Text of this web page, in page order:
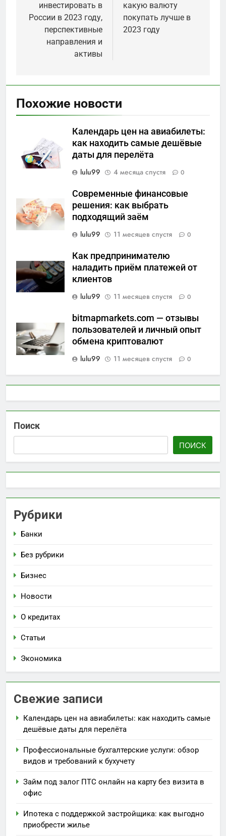
записям
инвестировать в
России в 2023 году,
перспективные
направления и
активы
какую валюту
покупать лучше в
2023 году
Похожие новости
Календарь цен на авиабилеты:
как находить самые дешёвые
даты для перелёта
lulu99
4 месяца спустя 0
Современные финансовые
решения: как выбрать
подходящий заём
lulu99
11 месяцев спустя 0
Как предпринимателю
наладить приём платежей от
клиентов
lulu99
11 месяцев спустя 0
bitmapmarkets.com — отзывы
пользователей и личный опыт
обмена криптовалют
lulu99
11 месяцев спустя 0
Поиск
ПОИСК
Рубрики
Банки
Без рубрики
Бизнес
Новости
О кредитах
Статьи
Экономика
Свежие записи
Календарь цен на авиабилеты: как находить самые
дешёвые даты для перелёта
Профессиональные бухгалтерские услуги: обзор
видов и требований к бухучету
Займ под залог ПТС онлайн на карту без визита в
офис
Ипотека с поддержкой застройщика: как выгодно
приобрести жилье